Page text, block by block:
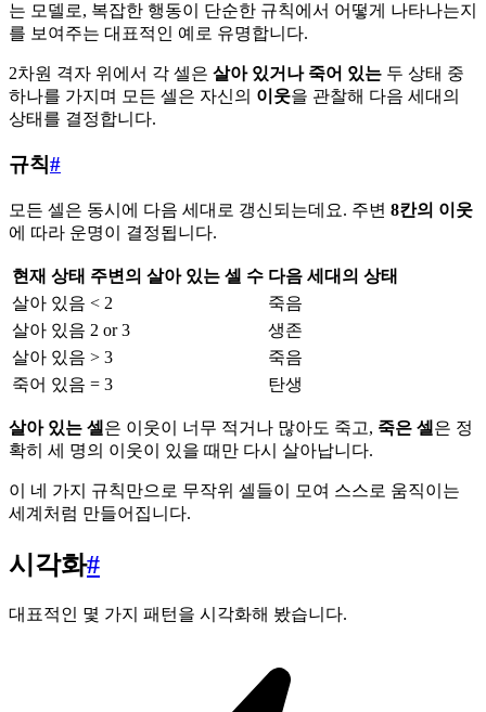
는 모델로, 복잡한 행동이 단순한 규칙에서 어떻게 나타나는지
를 보여주는 대표적인 예로 유명합니다.
2차원 격자 위에서 각 셀은 살아 있거나 죽어 있는 두 상태 중
하나를 가지며 모든 셀은 자신의 이웃을 관찰해 다음 세대의
상태를 결정합니다.
규칙#
모든 셀은 동시에 다음 세대로 갱신되는데요. 주변 8칸의 이웃
에 따라 운명이 결정됩니다.
현재 상태 주변의 살아 있는 셀 수 다음 세대의 상태
살아 있음 < 2
죽음
살아 있음 2 or 3
생존
살아 있음 > 3
죽음
죽어 있음 = 3 탄생
살아 있는 셀 은 이웃이 너무 적거나 많아도 죽고, 죽은 셀 은 정
확히 세 명의 이웃이 있을 때만 다시 살아납니다.
이 네 가지 규칙만으로 무작위 셀들이 모여 스스로 움직이는
세계처럼 만들어집니다.
시각화#
대표적인 몇 가지 패턴을 시각화해 봤습니다.